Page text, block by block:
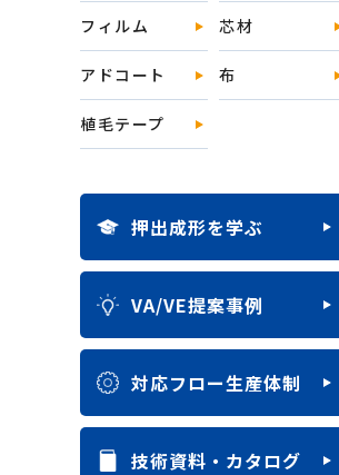
フィルム 芯材
アドコート 布
植毛テープ
押出成形を学ぶ
VA/VE提案事例
対応フロー生産体制
技術資料・カタログ